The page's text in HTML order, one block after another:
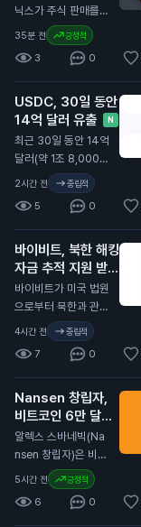
닉스가 주식 판매를
이끌며 7월에 830억
달러(약 11조 1,000억
원) 이상의 자금을 모
았습니다. 이는 아시
아 지역에서 가장 높
은 월간 판매 기록입
니다. SK 하이닉스는
미국에서 265억 달
러(약 3조 5,000억
원) 규모의 상장을 진
행했습니다. 이는 외
국 기업이 미국 증시
에 상장한 것 중 가장
큰 규모입니다. 이외
에도 중국의 CXMT
가 99억 달러(약 1조
상장을 하며 두 번째
로 큰 IPO를 기록했
하이닉스의 성공적인
상장이 아시아 시장에
긍정적인 영향을 미칠
수 있음을 보여줍니
다. 이는 투자자들에
게 아시아 주식의 매
력을 높이고, 향후 주
35분 전 긍정적
3 0
USDC, 30일 동안
14억 달러 유출
N
최근 30일 동안 14억
달러(약 1조 8,000억
원) 규모의 스테이블
코인 USDC가 유통
에서 사라졌습니다.
이는 스테이블코인 시
장에서 큰 변화가 일
어나고 있음을 보여줍
니다. USDC의 시장
가치는 두 달 동안 약
110억 달러 줄어들었
습니다. 반면, 테더(U
SDT)는 달러 가치를
유지하며 투자자들의
관심을 받고 있습니
다. 그러나 USDT도
최근 60일 동안 약 4
0억 달러가 유출되었
습니다. 이와 함께 비
트코인 가격 하락이
스테이블코인 시장에
2시간 전 중립적
5 0
바이비트, 북한 해킹
자금 추적 지원 받아
N
바이비트가 미국 법원
으로부터 북한과 관련
된 15억 달러 규모 해
킹 사건에 대한 추적
지원을 받았습니다.
그러나 도난당한 자금
의 90%는 이미 추적
이 불가능한 상태입니
다. 북한 해커들은 최
근 1,640개 기업을
침투했습니다. 이들은
가상자산 지갑을 주요
목표로 삼아 공격했습
니다. 연구자에 따르
4시간 전 중립적
7 0
Nansen 창립자,
비트코인 6만 달러
이하로 떨어지지 않
을 것 주장
N
알렉스 스바네빅(Na
nsen 창립자)은 비트
코인이 다시는 6만 달
러(약 8,000만 원)
이하로 떨어지지 않을
5시간 전 긍정적
6 0